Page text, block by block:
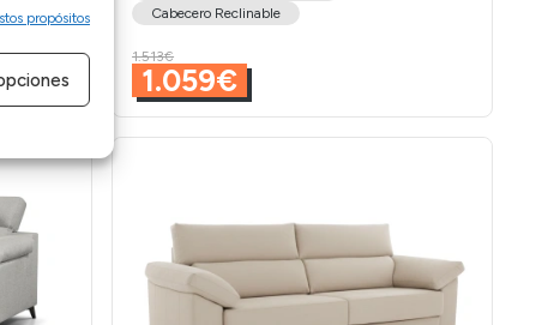
propósitos
Cabecero Reclinable
1.513€
1.059€